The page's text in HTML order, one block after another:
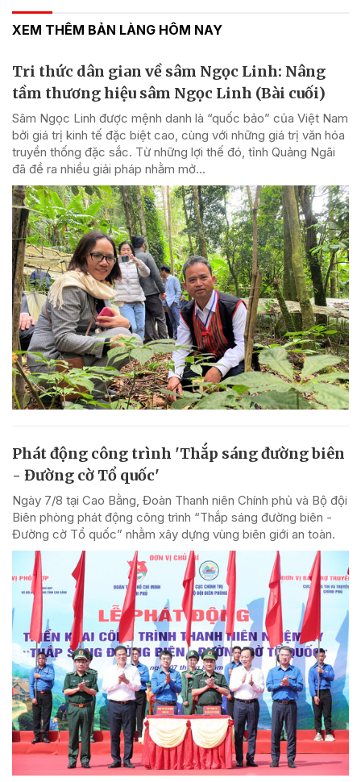
XEM THÊM BẢN LÀNG HÔM NAY
Tri thức dân gian về sâm Ngọc Linh: Nâng
tầm thương hiệu sâm Ngọc Linh (Bài cuối)
Sâm Ngọc Linh được mệnh danh là “quốc bảo” của Việt Nam
bởi giá trị kinh tế đặc biệt cao, cùng với những giá trị văn hóa
truyền thống đặc sắc. Từ những lợi thế đó, tỉnh Quảng Ngãi
đã đề ra nhiều giải pháp nhằm mở...
Phát động công trình 'Thắp sáng đường biên
- Đường cờ Tổ quốc'
Ngày 7/8 tại Cao Bằng, Đoàn Thanh niên Chính phủ và Bộ đội
Biên phòng phát động công trình “Thắp sáng đường biên -
Đường cờ Tổ quốc” nhằm xây dựng vùng biên giới an toàn.